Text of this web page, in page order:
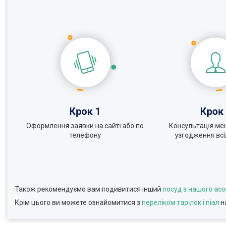
Крок 1
Оформлення заявки на сайті або по
телефону
Крок
Консультація
узгодження
Також рекомендуємо вам подивитися інший посуд з нашого
Крім цього ви можете ознайомитися з переліком тарілок і піал